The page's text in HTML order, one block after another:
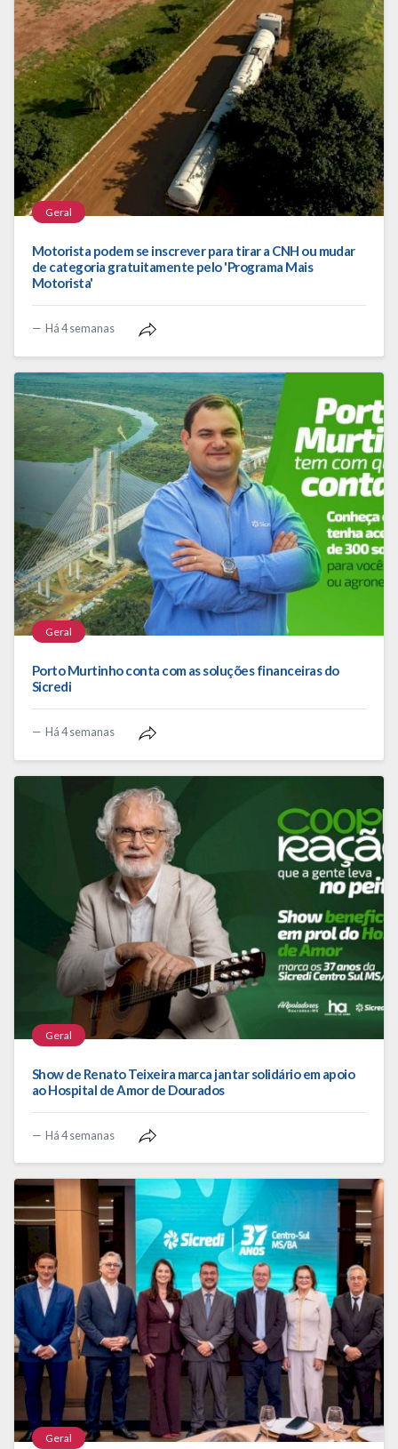
Geral
Motorista podem se inscrever para tirar a CNH ou mudar
de categoria gratuitamente pelo 'Programa Mais
Motorista'
Há 4 semanas
Geral
Porto Murtinho conta com as soluções financeiras do
Sicredi
Há 4 semanas
Geral
Show de Renato Teixeira marca jantar solidário em apoio
ao Hospital de Amor de Dourados
Há 4 semanas
Geral